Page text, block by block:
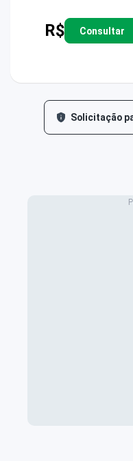
R$ Consultar
Solicitação